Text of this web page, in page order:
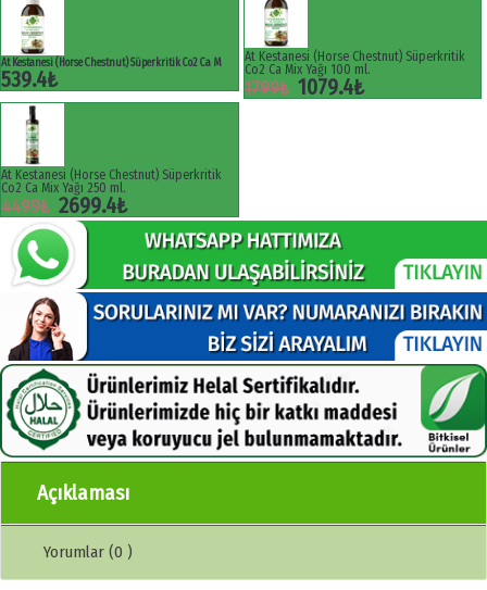
At Kestanesi (Horse Chestnut) Süperkritik Co2 Ca M
539.4₺
At Kestanesi (Horse Chestnut) Süperkritik
Co2 Ca Mix Yağı 100 ml.
1799₺ 1079.4₺
At Kestanesi (Horse Chestnut) Süperkritik
Co2 Ca Mix Yağı 250 ml.
4499₺ 2699.4₺
Açıklaması
Yorumlar (0 )